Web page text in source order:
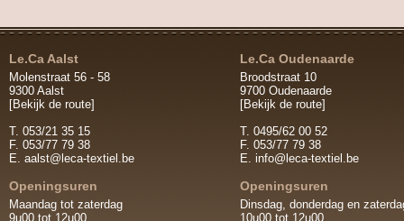
Le.Ca Aalst
Molenstraat 56 - 58
9300 Aalst
[Bekijk de route]
T. 053/21 35 15
F. 053/77 79 38
E. aalst@leca-textiel.be
Openingsuren
Maandag tot zaterdag
9u00 tot 12u00
Le.Ca Oudenaarde
Broodstraat 10
9700 Oudenaarde
[Bekijk de route]
T. 0495/62 00 52
F. 053/77 79 38
E. info@leca-textiel.be
Openingsuren
Dinsdag, donderdag en
10u00 tot 12u00